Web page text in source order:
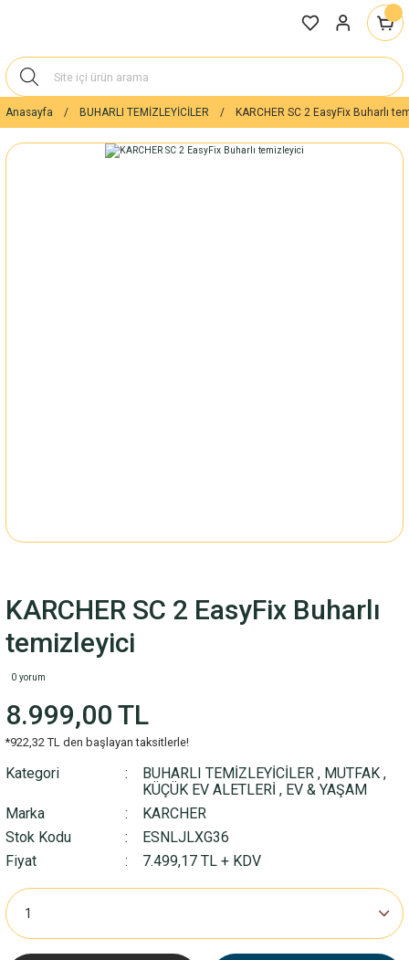
Anasayfa BUHARLI TEMİZLEYİCİLER KARCHER SC 2 EasyFix Buharlı
KARCHER SC 2 EasyFix Buharlı
temizleyici
0 yorum
8.999,00 TL
*922,32 TL den başlayan taksitlerle!
Kategori BUHARLI TEMİZLEYİCİLER , MUTFAK ,
KÜÇÜK EV ALETLERİ , EV & YAŞAM
Marka
KARCHER
Stok Kodu
ESNLJLXG36
Fiyat
7.499,17 TL + KDV